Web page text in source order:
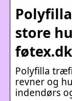
store
Polyfilla
revner og
indendørs